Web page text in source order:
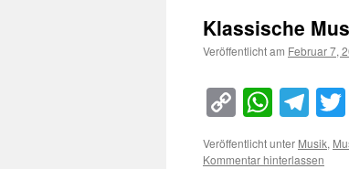
Klassische
Veröffentlicht am Februar 7,
Copy
Link
Veröffentlicht unter Musik,
Kommentar hinterlassen